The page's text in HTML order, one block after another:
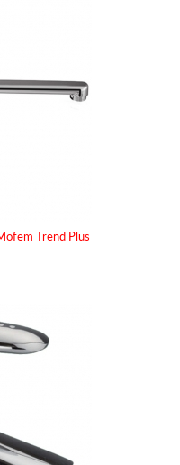
Trend Plus